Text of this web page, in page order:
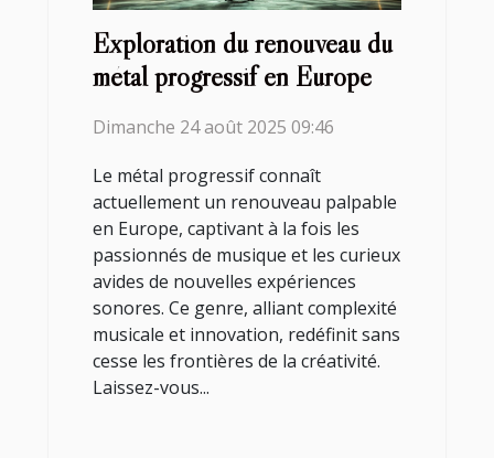
Exploration du renouveau du
métal progressif en Europe
Dimanche 24 août 2025 09:46
Le métal progressif connaît
actuellement un renouveau palpable
en Europe, captivant à la fois les
passionnés de musique et les curieux
avides de nouvelles expériences
sonores. Ce genre, alliant complexité
musicale et innovation, redéfinit sans
cesse les frontières de la créativité.
Laissez-vous...